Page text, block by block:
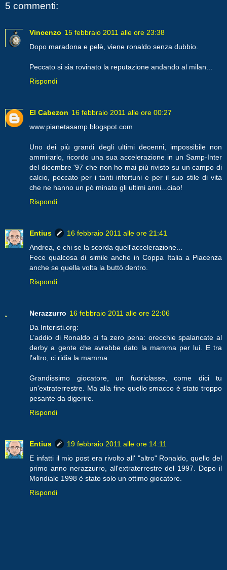
5 commenti:
Vincenzo 15 febbraio 2011 alle ore 23:38
Dopo maradona e pelè, viene ronaldo senza dubbio.
Peccato si sia rovinato la reputazione andando al milan...
Rispondi
El Cabezon 16 febbraio 2011 alle ore 00:27
www.pianetasamp.blogspot.com
Uno dei più grandi degli ultimi decenni, impossibile non
ammirarlo, ricordo una sua accelerazione in un Samp-Inter
del dicembre '97 che non ho mai più rivisto su un campo di
calcio, peccato per i tanti infortuni e per il suo stile di vita
che ne hanno un pò minato gli ultimi anni...ciao!
Rispondi
Entius
16 febbraio 2011 alle ore 21:41
Andrea, e chi se la scorda quell'accelerazione...
Fece qualcosa di simile anche in Coppa Italia a Piacenza
anche se quella volta la buttò dentro.
Rispondi
Nerazzurro 16 febbraio 2011 alle ore 22:06
Da Interisti.org:
L’addio di Ronaldo ci fa zero pena: orecchie spalancate al
derby a gente che avrebbe dato la mamma per lui. E tra
l’altro, ci ridia la mamma.
Grandissimo giocatore, un fuoriclasse, come dici tu
un'extraterrestre. Ma alla fine quello smacco è stato troppo
pesante da digerire.
Rispondi
Entius
19 febbraio 2011 alle ore 14:11
E infatti il mio post era rivolto all' "altro" Ronaldo, quello del
primo anno nerazzurro, all'extraterrestre del 1997. Dopo il
Mondiale 1998 è stato solo un ottimo giocatore.
Rispondi